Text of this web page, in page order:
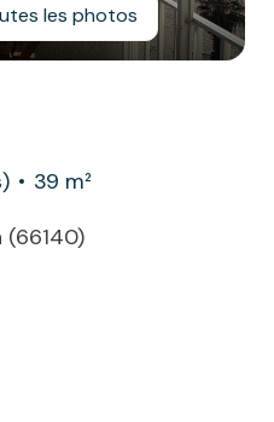
les photos
39 m²
(66140)